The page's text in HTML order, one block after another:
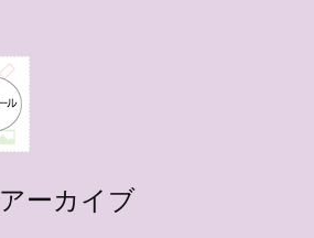
アーカイブ